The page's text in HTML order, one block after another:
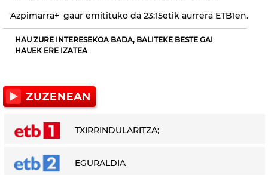
'Azpimarra+' gaur emitituko da 23:15etik aurrera ETB1en.
HAU ZURE INTERESEKOA BADA, BALITEKE BESTE GAI
HAUEK ERE IZATEA
TXIRRINDULARITZA;
EGURALDIA